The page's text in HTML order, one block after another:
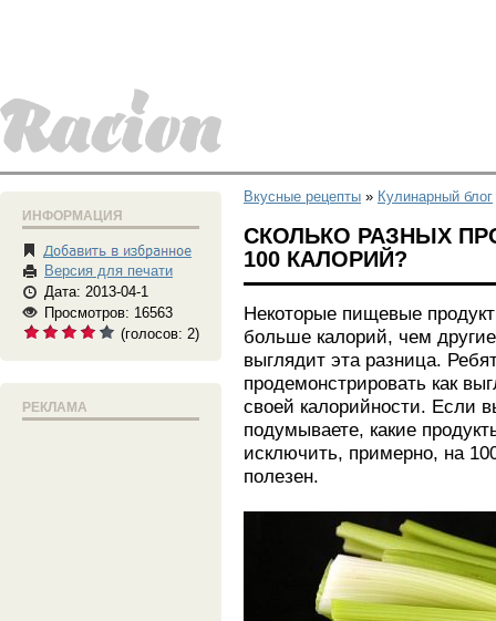
Вкусные рецепты » Кулинарный блог
ИНФОРМАЦИЯ
Версия для печати
Дата: 2013-04-1
Просмотров: 16563
(голосов: 2)
РЕКЛАМА
СКОЛЬКО РАЗНЫХ
100 КАЛОРИЙ?
Некоторые пищевые
больше калорий, чем
выглядит эта разница.
продемонстрировать как
своей калорийности. Если
подумываете, какие
исключить, примерно, на
полезен.